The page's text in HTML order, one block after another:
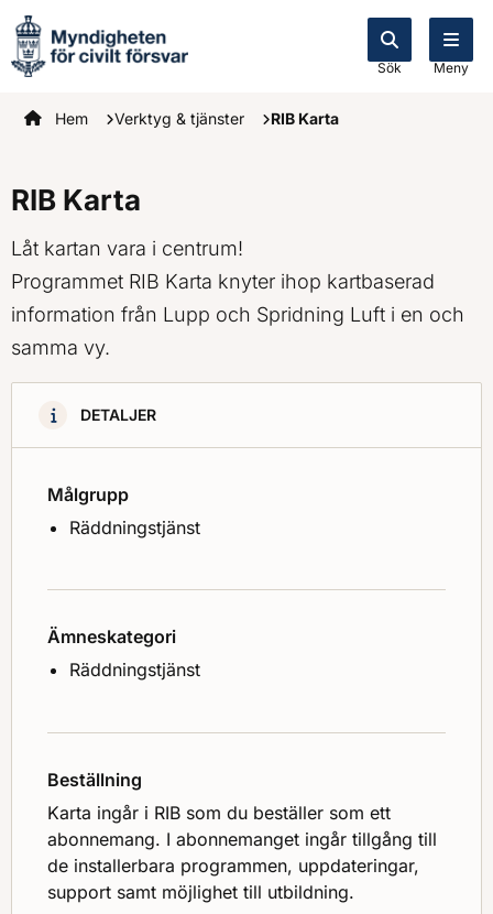
Sök Meny
Startsidan
Hem Verktyg & tjänster RIB Karta
RIB Karta
Låt kartan vara i centrum!
Programmet RIB Karta knyter ihop kartbaserad
information från Lupp och Spridning Luft i en och
samma vy.
DETALJER
Målgrupp
Räddningstjänst
Ämneskategori
Räddningstjänst
Beställning
Karta ingår i RIB som du beställer som ett
abonnemang. I abonnemanget ingår tillgång till
de installerbara programmen, uppdateringar,
support samt möjlighet till utbildning.